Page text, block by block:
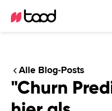
Alle Blog-Posts
"Churn